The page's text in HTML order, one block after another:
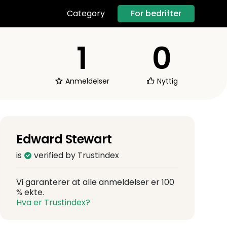
Category For bedrifter
1
Anmeldelser
0
Nyttig
Edward Stewart
is verified by Trustindex
Vi garanterer at alle anmeldelser er 100
% ekte.
Hva er Trustindex?